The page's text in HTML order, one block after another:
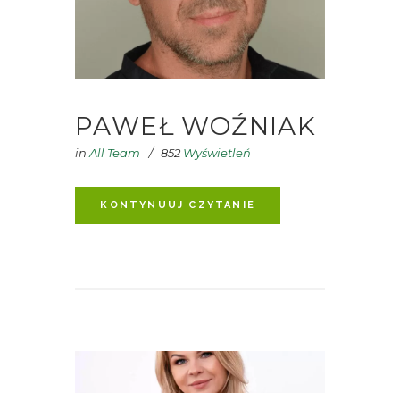
PAWEŁ WOŹNIAK
in All Team 852 Wyświetleń
KONTYNUUJ CZYTANIE